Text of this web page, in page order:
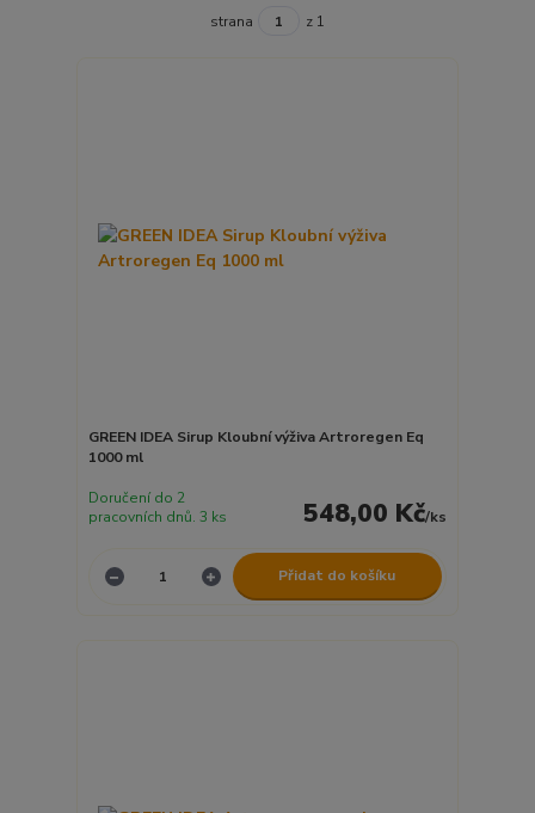
strana z 1
GREEN IDEA Sirup Kloubní výživa Artroregen Eq
1000 ml
548,00 Kč/ks
Doručení do 2
pracovních dnů. 3 ks
Přidat do košíku